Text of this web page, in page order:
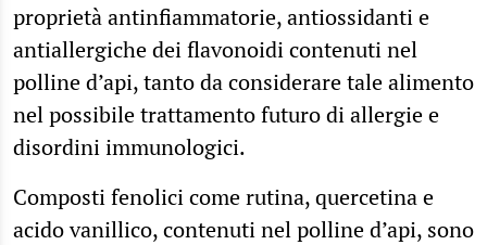
proprietà antinfiammatorie, antiossidanti e
antiallergiche dei flavonoidi contenuti nel
polline d’api, tanto da considerare tale alimento
nel possibile trattamento futuro di allergie e
disordini immunologici.
Composti fenolici come rutina, quercetina e
acido vanillico, contenuti nel polline d’api, sono